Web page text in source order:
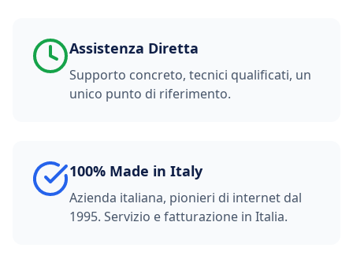
Assistenza Diretta
Supporto concreto, tecnici qualificati, un
unico punto di riferimento.
100% Made in Italy
Azienda italiana, pionieri di internet dal
1995. Servizio e fatturazione in Italia.